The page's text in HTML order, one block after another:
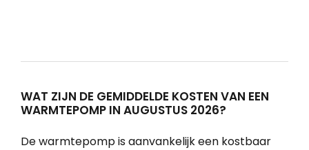
WAT ZIJN DE GEMIDDELDE KOSTEN VAN EEN
WARMTEPOMP IN AUGUSTUS 2026?
De warmtepomp is aanvankelijk een kostbaar